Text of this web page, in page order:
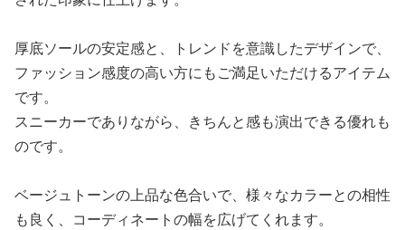
厚底ソールの安定感と、トレンドを意識したデザインで、
ファッション感度の高い方にもご満足いただけるアイテム
です。
スニーカーでありながら、きちんと感も演出できる優れも
のです。
ベージュトーンの上品な色合いで、様々なカラーとの相性
も良く、コーディネートの幅を広げてくれます。